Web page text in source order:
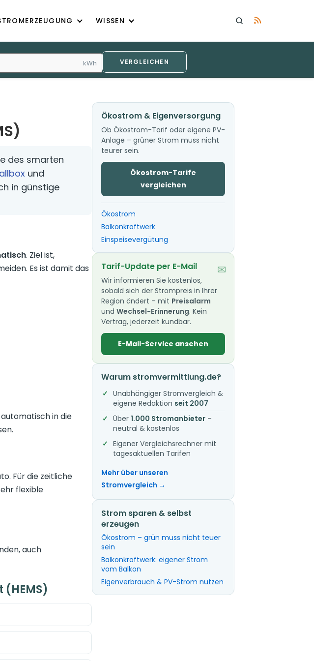
WISSEN
kWh VERGLEICHEN
des smarten
und
in günstige
. Ziel ist,
Es ist damit das
in die
Für die zeitliche
flexible
auch
Ökostrom & Eigenversorgung
Ob Ökostrom-Tarif oder eigene PV-
Anlage – grüner Strom muss nicht
teurer sein.
Ökostrom-Tarife
vergleichen
Ökostrom
Balkonkraftwerk
Einspeisevergütung
✉
Tarif-Update per E-Mail
Wir informieren Sie kostenlos,
sobald sich der Strompreis in Ihrer
Region ändert – mit Preisalarm
und Wechsel-Erinnerung. Kein
Vertrag, jederzeit kündbar.
E-Mail-Service ansehen
Warum stromvermittlung.de?
Unabhängiger Stromvergleich &
eigene Redaktion seit 2007
Über 1.000 Stromanbieter –
neutral & kostenlos
Eigener Vergleichsrechner mit
tagesaktuellen Tarifen
Mehr über unseren
Stromvergleich →
Strom sparen & selbst
erzeugen
Ökostrom – grün muss nicht teuer
sein
Balkonkraftwerk: eigener Strom
vom Balkon
Eigenverbrauch & PV-Strom nutzen